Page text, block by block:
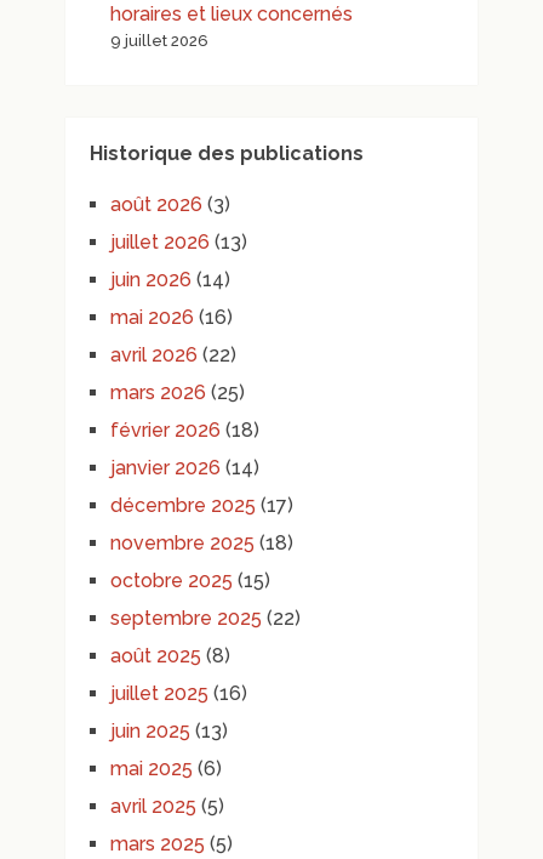
horaires et lieux concernés
9 juillet 2026
Historique des publications
août 2026 (3)
juillet 2026 (13)
juin 2026 (14)
mai 2026 (16)
avril 2026 (22)
mars 2026 (25)
février 2026 (18)
janvier 2026 (14)
décembre 2025 (17)
novembre 2025 (18)
octobre 2025 (15)
septembre 2025 (22)
août 2025 (8)
juillet 2025 (16)
juin 2025 (13)
mai 2025 (6)
avril 2025 (5)
mars 2025 (5)